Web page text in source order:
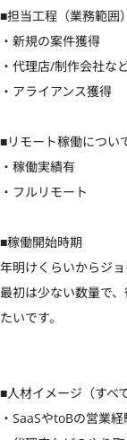
■担当工程（業務範囲）
・新規の案件獲得
・代理店/制作会社な
・アライアンス獲得
■リモート稼働につい
・稼働実績有
・フルリモート
■稼働開始時期
年明けくらいからジ
最初は少ない数量で
たいです。
■人材イメージ（すべ
・SaaSやtoBの営業